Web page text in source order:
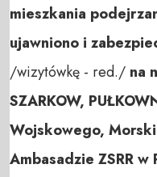
mieszkania
ujawniono i
/wizytówkę - red./ na
SZARKOW,
Wojskowego,
Ambasadzie ZSRR w